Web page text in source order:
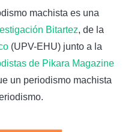
machista es una
Bitartez, de la
(UPV-EHU) junto a la
de Pikara Magazine
un periodismo machista